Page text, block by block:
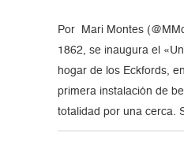
Por Mari Montes
1862, se inaugura el
hogar de los Eckfords,
primera instalación de
totalidad por una cerca.